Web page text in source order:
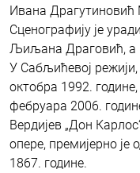
Ивана Драгутиновић
Сценографију је
Љиљана Драговић, а
У Сабљићевој режији,
октобра 1992.
фебруара 2006.
Вердијев „Дон
опере, премијерно је
1867. године.